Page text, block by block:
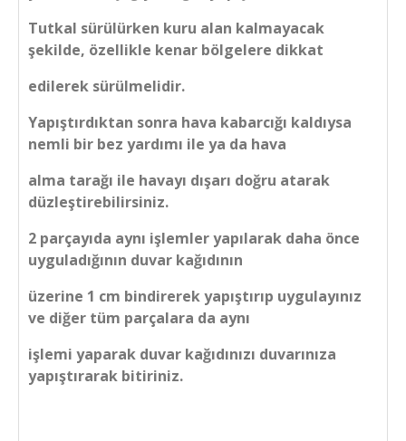
Tutkal sürülürken kuru alan kalmayacak
şekilde, özellikle kenar bölgelere dikkat
edilerek sürülmelidir.
Yapıştırdıktan sonra hava kabarcığı kaldıysa
nemli bir bez yardımı ile ya da hava
alma tarağı ile havayı dışarı doğru atarak
düzleştirebilirsiniz.
2 parçayıda aynı işlemler yapılarak daha önce
uyguladığının duvar kağıdının
üzerine 1 cm bindirerek yapıştırıp uygulayınız
ve diğer tüm parçalara da aynı
işlemi yaparak duvar kağıdınızı duvarınıza
yapıştırarak bitiriniz.